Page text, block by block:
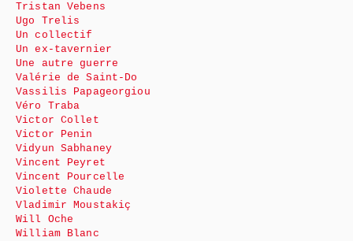
Tristan Vebens
Ugo Trelis
Un collectif
Un ex-tavernier
Une autre guerre
Valérie de Saint-Do
Vassilis Papageorgiou
Véro Traba
Victor Collet
Victor Penin
Vidyun Sabhaney
Vincent Peyret
Vincent Pourcelle
Violette Chaude
Vladimir Moustakiç
Will Oche
William Blanc